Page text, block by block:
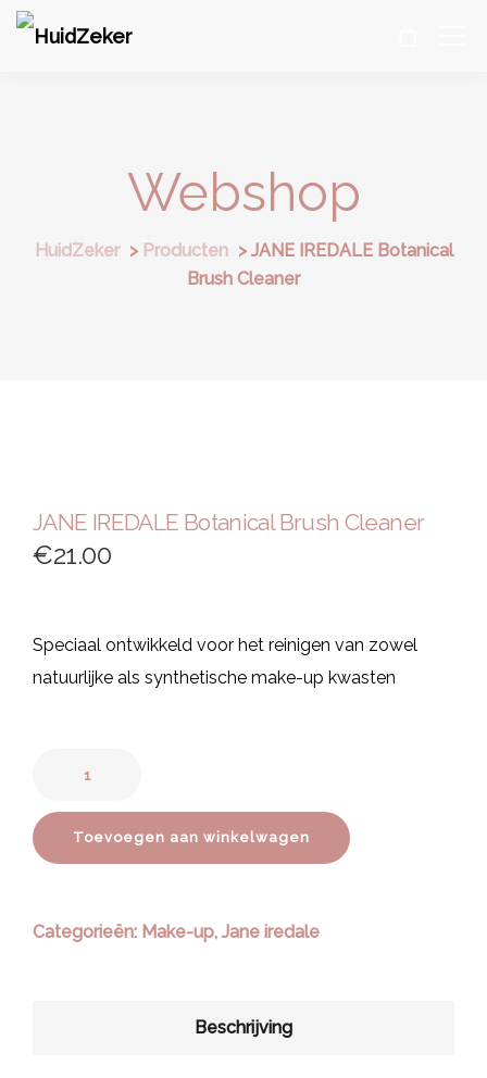
Webshop
HuidZeker > Producten > JANE IREDALE Botanical
Brush Cleaner
JANE IREDALE Botanical Brush Cleaner
€21.00
Speciaal ontwikkeld voor het reinigen van zowel
natuurlijke als synthetische make-up kwasten
Toevoegen aan winkelwagen
Categorieën: Make-up, Jane iredale
Beschrijving